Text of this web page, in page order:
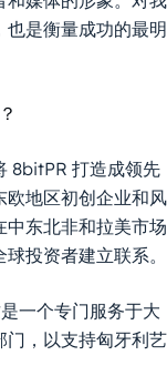
是衡量成功的最明
8bitPR 打造成领先
欧地区初创企业和风
中东北非和拉美市场
投资者建立联系。
一个专门服务于大
门，以支持匈牙利艺